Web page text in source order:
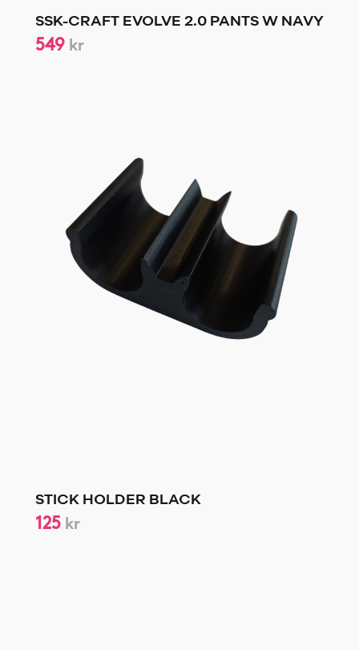
SSK-CRAFT EVOLVE 2.0 PANTS W NAVY
549 kr
STICK HOLDER BLACK
125 kr